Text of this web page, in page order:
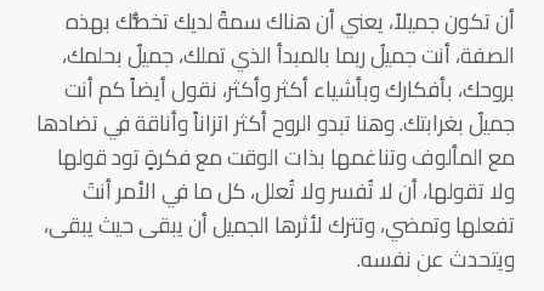
أن تكون جميلاً، يعني أن هناك سمةً لديك تخصُّك بهذه
الصفة، أنت جميلُ ربما بالمبدأ الذي تملك، جميلٌ بحلمك،
بروحك، بأفكارك وبأشياء أكثر وأكثر، نقول أيضاً كم أنت
جميلٌ بغرابتك. وهنا تبدو الروح أكثر اتزاناً وأناقة في تضادها
مع المألوف وتناغمها بذات الوقت مع فكرةٍ تود قولها
ولا تقولها، أن لا تُفسر ولا تُعلل، كل ما في الأمر أنتَ
تفعلها وتمضي، وتترك لأثرها الجميل أن يبقى حيث يبقى،
ويتحدث عن نفسه.